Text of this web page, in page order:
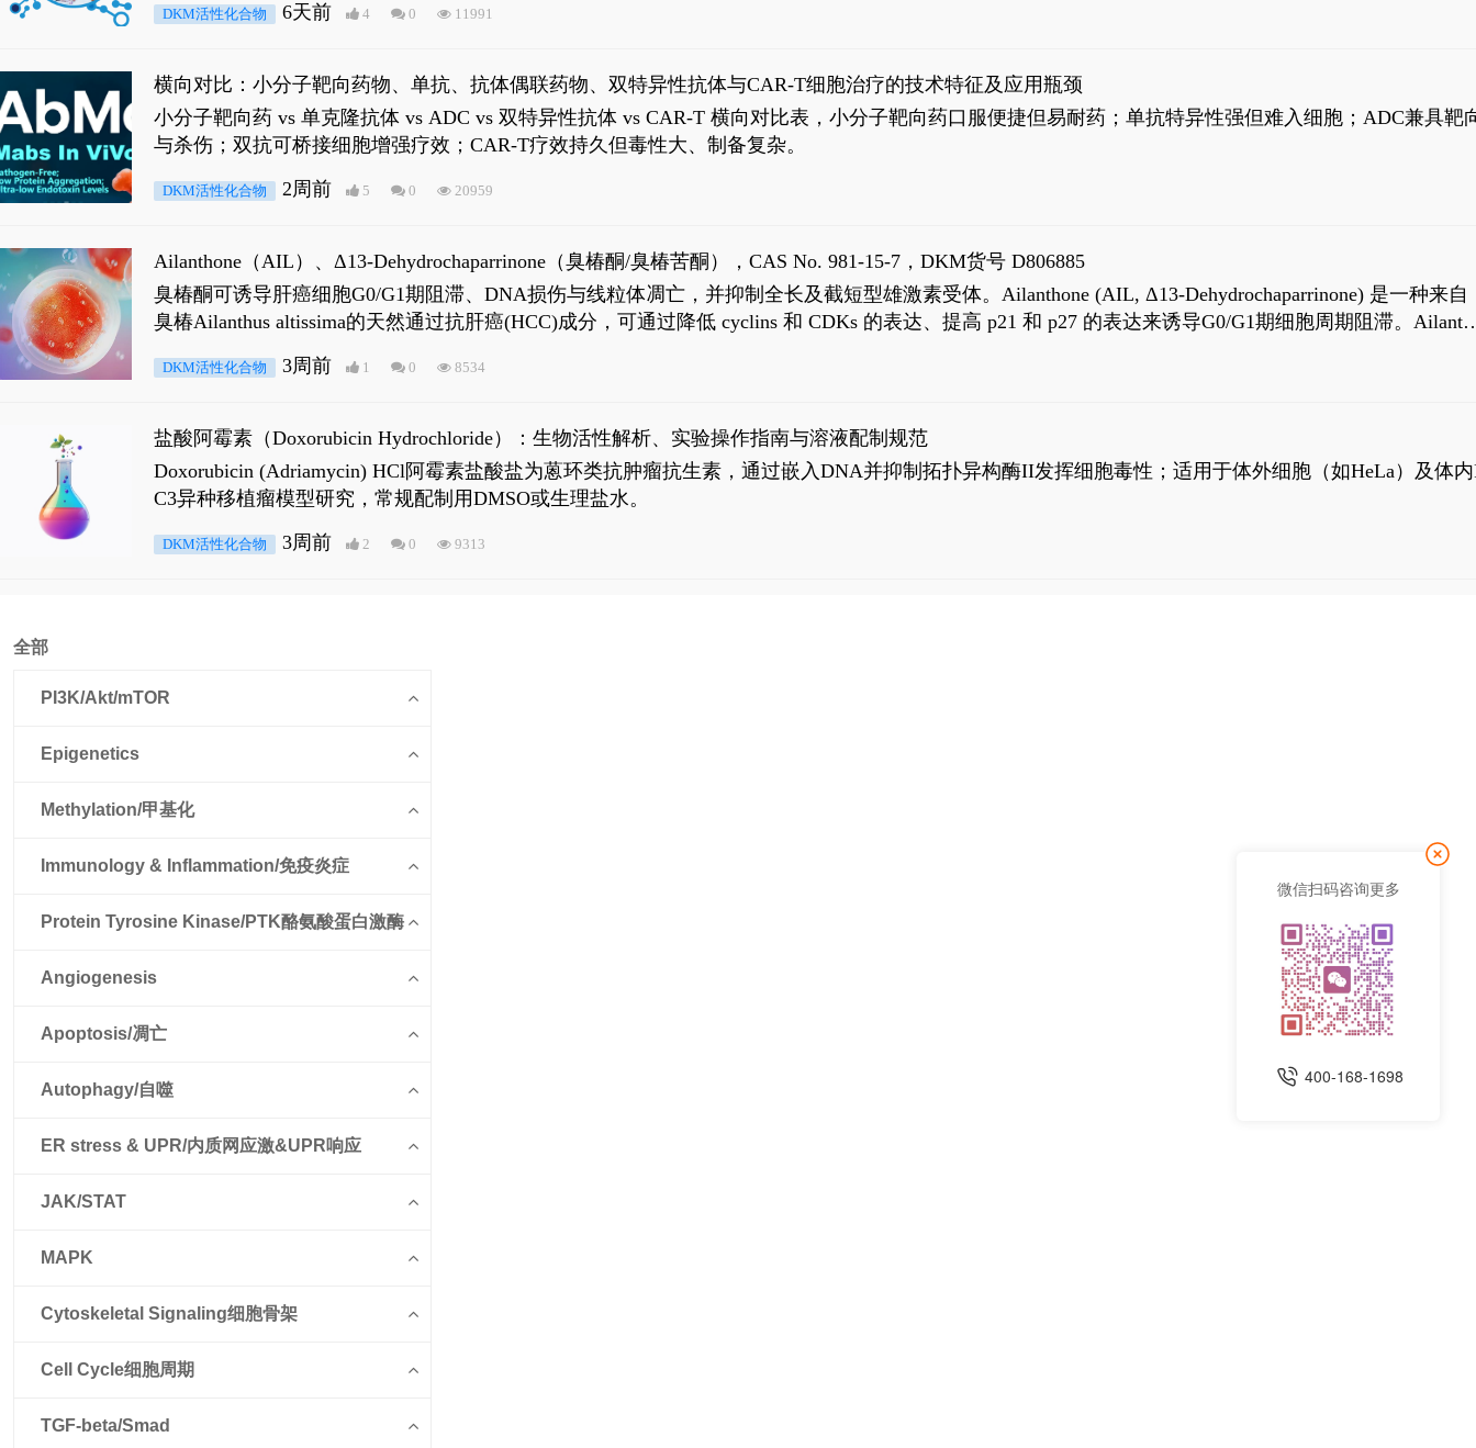
DKM活性化合物 6天前 4 0 11991
横向对比：小分子靶向药物、单抗、抗体偶联药物、双特异性抗体与CAR-T细胞治疗的技术特征及应用瓶颈
小分子靶向药 vs 单克隆抗体 vs ADC vs 双特异性抗体 vs CAR-T 横向对比表，小分子靶向药口服便捷但易耐药；单抗特异性强但难入细胞；ADC兼具靶
与杀伤；双抗可桥接细胞增强疗效；CAR-T疗效持久但毒性大、制备复杂。
DKM活性化合物 2周前 5 0 20959
Ailanthone（AIL）、Δ13-Dehydrochaparrinone（臭椿酮/臭椿苦酮），CAS No. 981-15-7，DKM货号 D806885
臭椿酮可诱导肝癌细胞G0/G1期阻滞、DNA损伤与线粒体凋亡，并抑制全长及截短型雄激素受体。Ailanthone (AIL, Δ13-Dehydrochaparrinone) 是一种来自
臭椿Ailanthus altissima的天然通过抗肝癌(HCC)成分，可通过降低 cyclins 和 CDKs 的表达、提高 p21 和 p27 的表达来诱导G0/G1期细胞周期阻滞。
是全长 Androgen Receptor (AR-FL)和组成型活性截断AR剪接变体(AR-Vs, AR1-651)的抑制剂，对应的IC50值分别为69 nM和309 nM。
DKM活性化合物 3周前 1 0 8534
盐酸阿霉素（Doxorubicin Hydrochloride）：生物活性解析、实验操作指南与溶液配制规范
Doxorubicin (Adriamycin) HCl阿霉素盐酸盐为蒽环类抗肿瘤抗生素，通过嵌入DNA并抑制拓扑异构酶II发挥细胞毒性；适用于体外细胞（如HeLa）及体内
C3异种移植瘤模型研究，常规配制用DMSO或生理盐水。
DKM活性化合物 3周前 2 0 9313
全部
PI3K/Akt/mTOR
Epigenetics
Methylation/甲基化
Immunology & Inflammation/免疫炎症
Protein Tyrosine Kinase/PTK酪氨酸蛋白激酶
Angiogenesis
Apoptosis/凋亡
Autophagy/自噬
ER stress & UPR/内质网应激&UPR响应
JAK/STAT
MAPK
Cytoskeletal Signaling细胞骨架
Cell Cycle细胞周期
TGF-beta/Smad
微信扫码咨询更多
400-168-1698